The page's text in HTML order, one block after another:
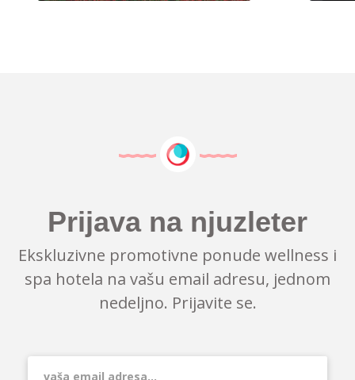
Prijava na njuzleter
Ekskluzivne promotivne ponude wellness i
spa hotela na vašu email adresu, jednom
nedeljno. Prijavite se.